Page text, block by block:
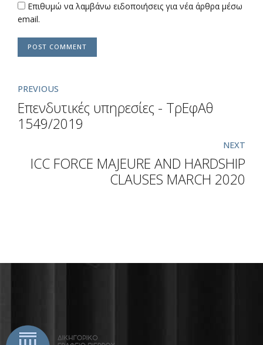
Επιθυμώ να λαμβάνω ειδοποιήσεις για νέα άρθρα μέσω
email.
POST COMMENT
PREVIOUS
Επενδυτικές υπηρεσίες - ΤρΕφΑθ
1549/2019
NEXT
ICC FORCE MAJEURE AND HARDSHIP
CLAUSES MARCH 2020